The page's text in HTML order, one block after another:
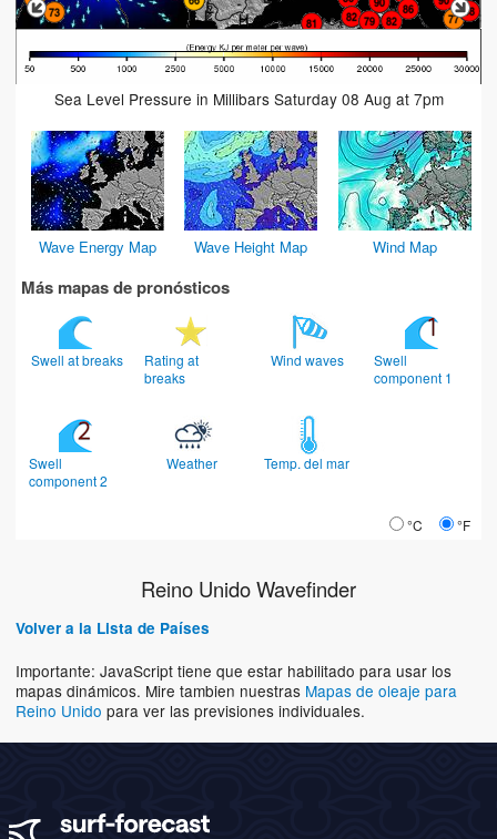
Sea Level Pressure in Millibars Saturday 08 Aug at 7pm
Wave Energy Map Wave Height Map Wind Map
Más mapas de pronósticos
Swell at breaks
Rating at
breaks
Wind waves
Swell
component 1
Swell
component 2
Weather Temp. del mar
°C °F
Reino Unido Wavefinder
Volver a la Lista de Países
Importante: JavaScript tiene que estar habilitado para usar los
mapas dinámicos. Mire tambien nuestras Mapas de oleaje para
Reino Unido para ver las previsiones individuales.